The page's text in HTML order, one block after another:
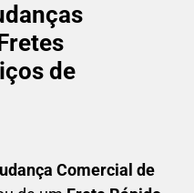
de
Comercial de